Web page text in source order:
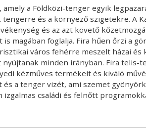
amely a Földközi-tenger egyik
és a környező szigetekre. A
és az azt követő
magában foglalja. Fira hűen őrzi a
város fehérre meszelt házai
minden irányban. Fira
kézműves termékeit és kiváló
a tenger vizét, ami szemet
izgalmas családi és felnőtt